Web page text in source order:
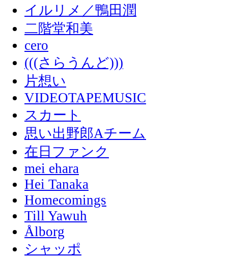
イルリメ／鴨田潤
二階堂和美
cero
(((さらうんど)))
片想い
VIDEOTAPEMUSIC
スカート
思い出野郎Aチーム
在日ファンク
mei ehara
Hei Tanaka
Homecomings
Till Yawuh
Ålborg
シャッポ